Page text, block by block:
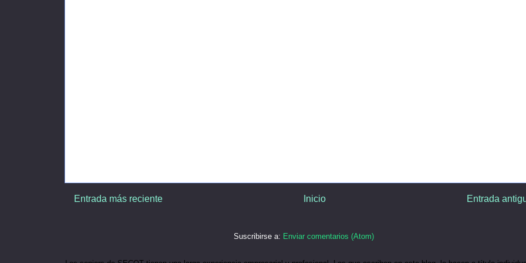
Entrada más reciente Entrada
Inicio
Suscribirse a: Enviar comentarios (Atom)